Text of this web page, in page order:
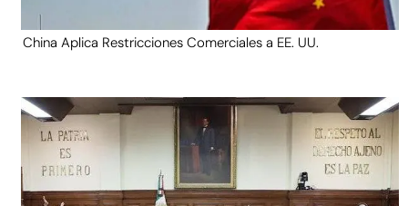
China Aplica Restricciones Comerciales a EE. UU.